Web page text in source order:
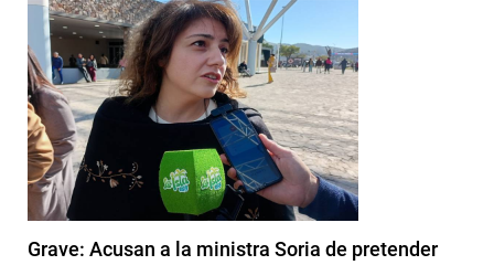
Grave: Acusan a la ministra Soria de pretender